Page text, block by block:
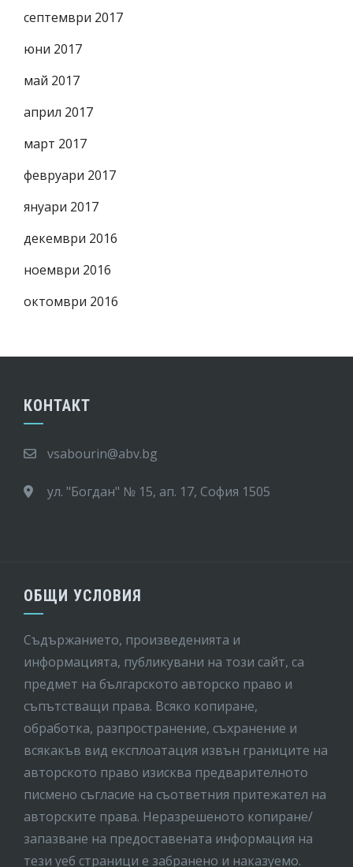
септември 2017
юни 2017
май 2017
април 2017
март 2017
февруари 2017
януари 2017
декември 2016
ноември 2016
октомври 2016
КОНТАКТ
vsabourin@abv.bg
ул. "Богдан" № 15, ап. 17, София 1505
ОБЩИ УСЛОВИЯ
Съдържанието, произведенията и
информацията, публикувани на този сайт, са
предмет на бългaрското авторско право и
съпътстващи права. Всяко копиране,
обработка, разпространение, съхранение и
всякакъв вид експлоатация извън границите на
авторското право изисква предварителното
писмено съгласие на съответния притежател на
авторските права. Неразрешеното копиране/
запазване на предоставената информация на
тези уеб страници е забранено и наказуемо.